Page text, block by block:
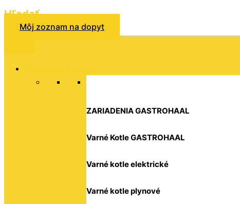
Hľadať
Môj zoznam na dopyt
ZARIADENIA GASTROHAAL
Varné Kotle GASTROHAAL
Varné kotle elektrické
Varné kotle plynové